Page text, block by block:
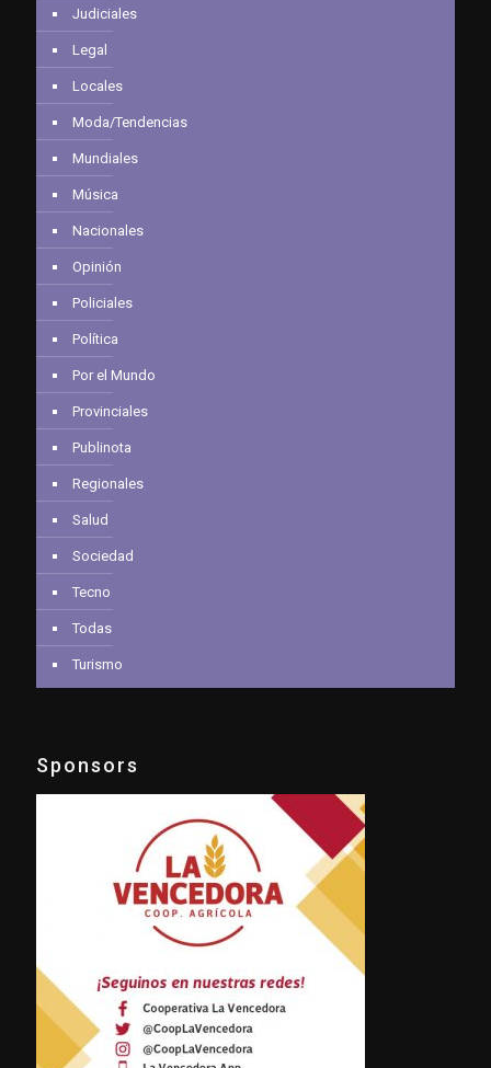
Judiciales
Legal
Locales
Moda/Tendencias
Mundiales
Música
Nacionales
Opinión
Policiales
Política
Por el Mundo
Provinciales
Publinota
Regionales
Salud
Sociedad
Tecno
Todas
Turismo
Sponsors